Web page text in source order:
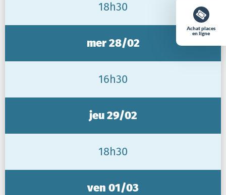
Achat places
en ligne
18h30
mer 28/02
16h30
jeu 29/02
18h30
ven 01/03